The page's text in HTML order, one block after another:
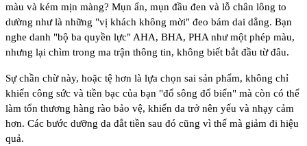
màu và kém mịn màng? Mụn ẩn, mụn đầu đen và lỗ chân lông to
dường như là những "vị khách không mời" đeo bám dai dẳng. Bạn
nghe danh "bộ ba quyền lực" AHA, BHA, PHA như một phép màu,
nhưng lại chìm trong ma trận thông tin, không biết bắt đầu từ đâu.
Sự chần chừ này, hoặc tệ hơn là lựa chọn sai sản phẩm, không chỉ
khiến công sức và tiền bạc của bạn "đổ sông đổ biển" mà còn có thể
làm tổn thương hàng rào bảo vệ, khiến da trở nên yếu và nhạy cảm
hơn. Các bước dưỡng da đắt tiền sau đó cũng vì thế mà giảm đi hiệu
quả.